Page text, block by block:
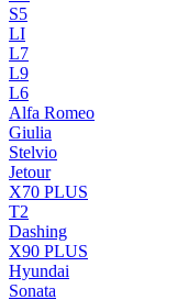
S5
LI
L7
L9
L6
Alfa Romeo
Giulia
Stelvio
Jetour
X70 PLUS
T2
Dashing
X90 PLUS
Hyundai
Sonata